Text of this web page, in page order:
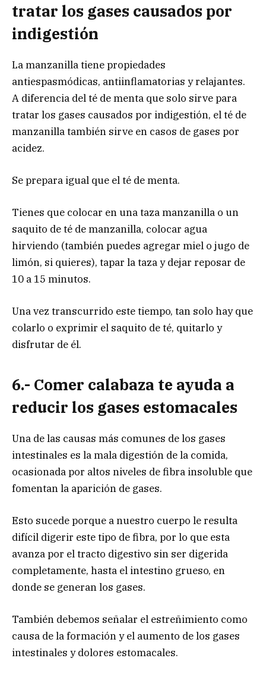
tratar los gases causados por
indigestión
La manzanilla tiene propiedades
antiespasmódicas, antiinflamatorias y relajantes.
A diferencia del té de menta que solo sirve para
tratar los gases causados por indigestión, el té de
manzanilla también sirve en casos de gases por
acidez.
Se prepara igual que el té de menta.
Tienes que colocar en una taza manzanilla o un
saquito de té de manzanilla, colocar agua
hirviendo (también puedes agregar miel o jugo de
limón, si quieres), tapar la taza y dejar reposar de
10 a 15 minutos.
Una vez transcurrido este tiempo, tan solo hay que
colarlo o exprimir el saquito de té, quitarlo y
disfrutar de él.
6.- Comer calabaza te ayuda a
reducir los gases estomacales
Una de las causas más comunes de los gases
intestinales es la mala digestión de la comida,
ocasionada por altos niveles de fibra insoluble que
fomentan la aparición de gases.
Esto sucede porque a nuestro cuerpo le resulta
difícil digerir este tipo de fibra, por lo que esta
avanza por el tracto digestivo sin ser digerida
completamente, hasta el intestino grueso, en
donde se generan los gases.
También debemos señalar el estreñimiento como
causa de la formación y el aumento de los gases
intestinales y dolores estomacales.